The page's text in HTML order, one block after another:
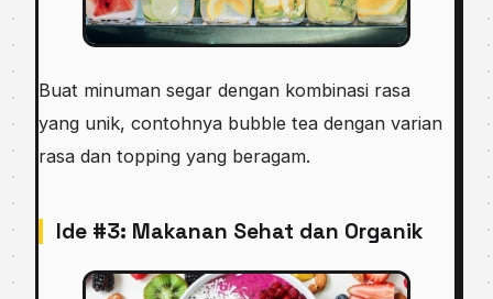
Buat minuman segar dengan kombinasi rasa
yang unik, contohnya bubble tea dengan varian
rasa dan topping yang beragam.
Ide #3: Makanan Sehat dan Organik